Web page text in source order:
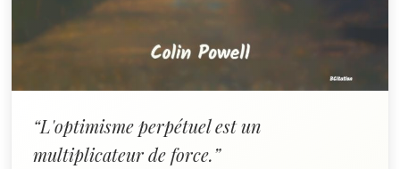
“L'optimisme perpétuel est un
multiplicateur de force.”